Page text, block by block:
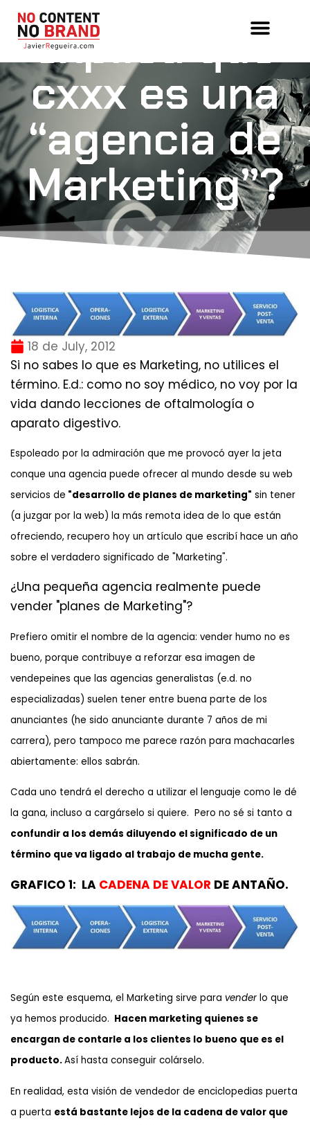
explica qué
cxxx es una
“agencia de
Marketing”?
18 de July, 2012
Si no sabes lo que es Marketing, no utilices el
término. E.d.: como no soy médico, no voy por la
vida dando lecciones de oftalmología o
aparato digestivo.
Espoleado por la admiración que me provocó ayer la jeta
conque una agencia puede ofrecer al mundo desde su web
servicios de "desarrollo de planes de marketing" sin tener
(a juzgar por la web) la más remota idea de lo que están
ofreciendo, recupero hoy un artículo que escribí hace un año
sobre el verdadero significado de "Marketing".
¿Una pequeña agencia realmente puede
vender "planes de Marketing"?
Prefiero omitir el nombre de la agencia: vender humo no es
bueno, porque contribuye a reforzar esa imagen de
vendepeines que las agencias generalistas (e.d. no
especializadas) suelen tener entre buena parte de los
anunciantes (he sido anunciante durante 7 años de mi
carrera), pero tampoco me parece razón para machacarles
abiertamente: ellos sabrán.
Cada uno tendrá el derecho a utilizar el lenguaje como le dé
la gana, incluso a cargárselo si quiere. Pero no sé si tanto a
confundir a los demás diluyendo el significado de un
término que va ligado al trabajo de mucha gente.
GRAFICO 1: LA CADENA DE VALOR DE ANTAÑO.
Según este esquema, el Marketing sirve para venderlo que
ya hemos producido. Hacen marketing quienes se
encargan de contarle a los clientes lo bueno que es el
producto.Así hasta conseguir colárselo.
En realidad, esta visión de vendedor de enciclopedias puerta
a puerta está bastante lejos de la cadena de valor que